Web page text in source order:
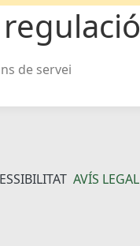
de servei
AVÍS LEGAL